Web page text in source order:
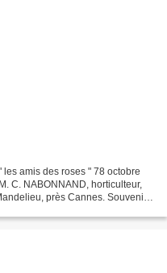
C. NABONNAND, horticulteur,
près Cannes. Souvenir